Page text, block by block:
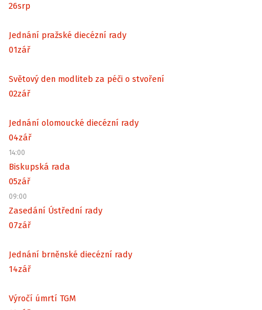
26srp
Jednání pražské diecézní rady
01zář
Světový den modliteb za péči o stvoření
02zář
Jednání olomoucké diecézní rady
04zář
14:00
Biskupská rada
05zář
09:00
Zasedání Ústřední rady
07zář
Jednání brněnské diecézní rady
14zář
Výročí úmrtí TGM